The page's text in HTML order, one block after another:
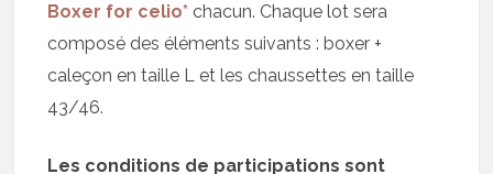
Boxer for celio* chacun. Chaque lot sera
composé des éléments suivants : boxer +
caleçon en taille L et les chaussettes en taille
43/46.
Les conditions de participations sont